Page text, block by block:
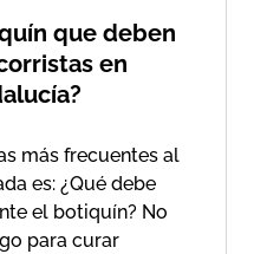
que deben
en
más frecuentes al
es: ¿Qué debe
el botiquín? No
para curar